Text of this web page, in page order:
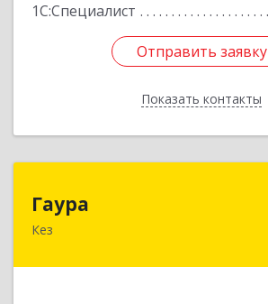
1С:Специалист
Отправить заявку
Показать контакты
Отправить заявку
Назад
Гаура
Кез